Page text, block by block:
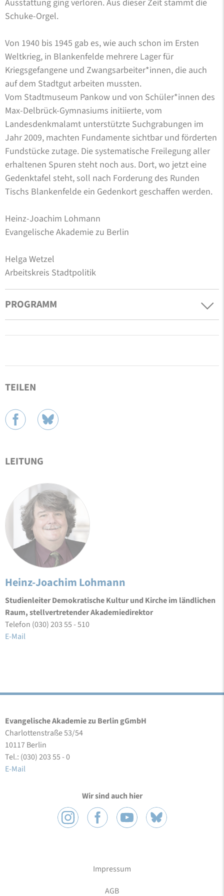
Ausstattung ging verloren. Aus dieser Zeit stammt die
Schuke-Orgel.
Von 1940 bis 1945 gab es, wie auch schon im Ersten
Weltkrieg, in Blankenfelde mehrere Lager für
Kriegsgefangene und Zwangsarbeiter*innen, die auch
auf dem Stadtgut arbeiten mussten.
Vom Stadtmuseum Pankow und von Schüler*innen des
Max-Delbrück-Gymnasiums initiierte, vom
Landesdenkmalamt unterstützte Suchgrabungen im
Jahr 2009, machten Fundamente sichtbar und förderten
Fundstücke zutage. Die systematische Freilegung aller
erhaltenen Spuren steht noch aus. Dort, wo jetzt eine
Gedenktafel steht, soll nach Forderung des Runden
Tischs Blankenfelde ein Gedenkort geschaffen werden.
Heinz-Joachim Lohmann
Evangelische Akademie zu Berlin
Helga Wetzel
Arbeitskreis Stadtpolitik
PROGRAMM
TEILEN
LEITUNG
Heinz-Joachim Lohmann
Studienleiter Demokratische Kultur und Kirche im ländlichen
Raum, stellvertretender Akademiedirektor
Telefon (030) 203 55 - 510
E-Mail
Evangelische Akademie zu Berlin gGmbH
Charlottenstraße 53/54
10117 Berlin
Tel.: (030) 203 55 - 0
E-Mail
Wir sind auch hier
Impressum
AGB